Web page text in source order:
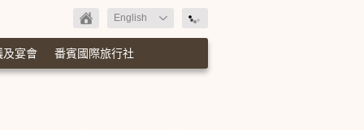
English
及宴會 番賓國際旅行社